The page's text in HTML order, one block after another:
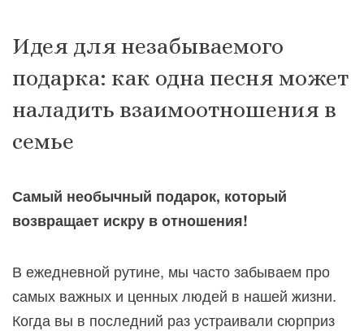
Идея для незабываемого
подарка: как одна песня может
наладить взаимоотношения в
семье
Самый необычный подарок, который
возвращает искру в отношения!
В ежедневной рутине, мы часто забываем про
самых важных и ценных людей в нашей жизни.
Когда вы в последний раз устраивали сюрприз